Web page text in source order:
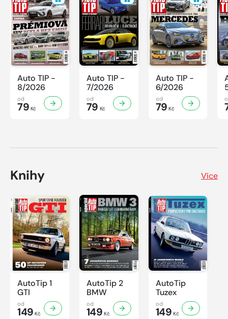
Auto TIP -
8/2026
od
79 Kč
Auto TIP -
7/2026
od
79 Kč
Auto TIP -
6/2026
od
79 Kč
Knihy Více
AutoTip 1
GTI
od
149 Kč
AutoTip 2
BMW
od
149 Kč
AutoTip
Tuzex
od
149 Kč